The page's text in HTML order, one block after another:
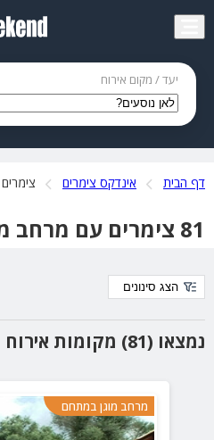
יעד / מקום אירוח
דף הבית אינדקס צימרים
81 צימרים עם מרחב מוגן
נמצאו (81) מקומות אירוח
הצג סינונים
מרחב מוגן במתחם